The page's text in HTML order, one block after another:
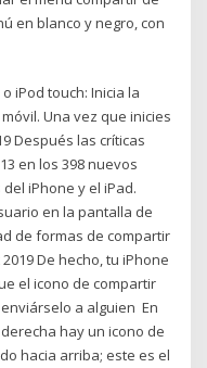
en blanco y negro, con
iPod touch: Inicia la
Una vez que inicies
Después las críticas
en los 398 nuevos
iPhone y el iPad.
en la pantalla de
de formas de compartir
De hecho, tu iPhone
el icono de compartir
a alguien En
hay un icono de
hacia arriba; este es el